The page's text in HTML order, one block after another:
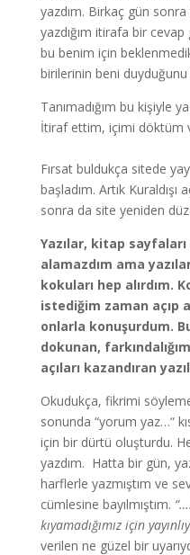
yazdım. Birkaç gün
yazdığım itirafa bir
bu benim için
birilerinin beni
Tanımadığım bu kişiyle
İtiraf ettim, içimi döktüm
Fırsat buldukça sitede
başladım. Artık Kuraldışı
sonra da site yeniden
Yazılar, kitap
alamazdım ama
kokuları hep alırdım.
istediğim zaman açıp
onlarla konuşurdum.
dokunan,
açıları kazandıran
Okudukça, fikrimi
sonunda “yorum yaz…“
için bir dürtü oluşturdu.
yazdım. Hatta bir gün,
harflerle yazmıştım ve
cümlesine bayılmıştım.
kıyamadığımız için
verilen ne güzel bir